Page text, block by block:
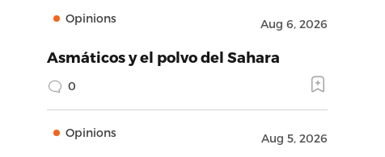
Opinions Aug 6, 2026
Asmáticos y el polvo del Sahara
0
Opinions Aug 5, 2026